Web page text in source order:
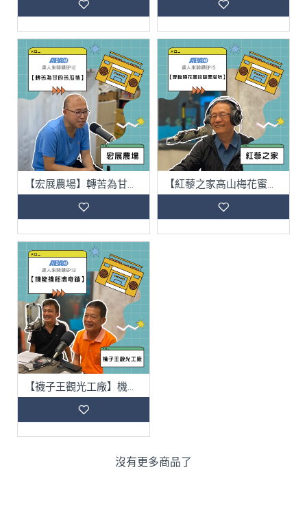
【宏展農場】轉苦為甘的苦瓜情 【紅藜之家高山梅花蜜】穿梭梅花林的甜美滋味
【襪子王觀光工廠】機能襪經濟奇蹟～
沒有更多商品了